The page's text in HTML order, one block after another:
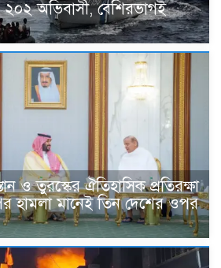
২০২ অভিবাসী, বেশিরভাগই
ও তুরস্কের ঐতিহাসিক প্রতিরক্ষা
হামলা মানেই তিন দেশের ওপর